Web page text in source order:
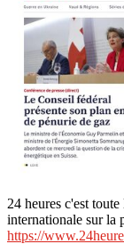
24 heures c'est
internationale sur la
https://